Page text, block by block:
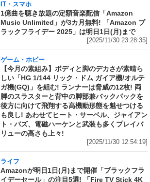
IT・スマホ
1億曲を聴き放題の定額音楽配信「Amazon
Music Unlimited」が3カ月無料! 「Amazon ブ
ラックフライデー 2025」は明日1日(月)まで
[2025/11/30 23:28:35]
ゲーム・ホビー
【今月の素組み】ボディと脚のデカさが素晴ら
しい「HG 1/144 リック・ドム ガイア機/オルテ
ガ機(GQ)」を組む! ランナーは脅威の12枚! 両
脚のスラスターと背中の脚部兼バックパックを
後方に向けて飛翔する高機動形態を魅せつける
も良し! あわせてヒート・サーベル、ジャイアン
ト・バズ、電磁ハーケンと武装も多くプレイバ
リューの高さも上々!
[2025/11/30 12:54:19]
ライフ
Amazonが明日1日(月)まで開催「ブラックフラ
イデーセール」の注目5選! 「Fire TV Stick 4K